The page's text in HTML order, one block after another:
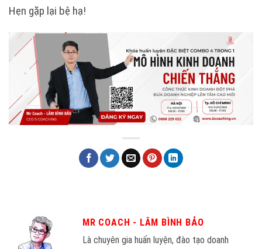
Hẹn gặp lại bệ hạ!
MR COACH - LÂM BÌNH BẢO
Là chuyên gia huấn luyện, đào tạo doanh